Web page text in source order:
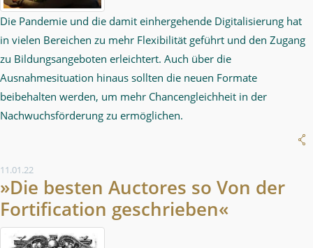
Die Pandemie und die damit einhergehende Digitalisierung hat
in vielen Bereichen zu mehr Flexibilität geführt und den Zugang
zu Bildungsangeboten erleichtert. Auch über die
Ausnahmesituation hinaus sollten die neuen Formate
beibehalten werden, um mehr Chancengleichheit in der
Nachwuchsförderung zu ermöglichen.
11.01.22
»Die besten Auctores so Von der
Fortification geschrieben«